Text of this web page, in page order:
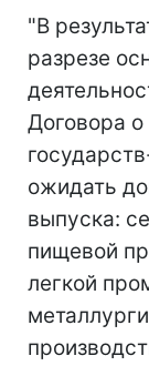
"В
разрезе
Договора о
ожидать
выпуска:
пищевой
легкой